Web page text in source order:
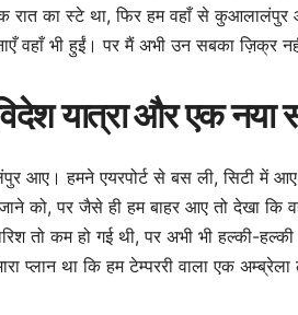
रात का स्टे था, फिर हम वहाँ से
वहाँ भी हुईं। पर मैं अभी उन सबका ज़िक्र
यात्रा और एक नया
आए। हमने एयरपोर्ट से बस ली, सिटी में
को, पर जैसे ही हम बाहर आए तो देखा कि
तो कम हो गई थी, पर अभी भी हल्की-
प्लान था कि हम टेम्पररी वाला एक